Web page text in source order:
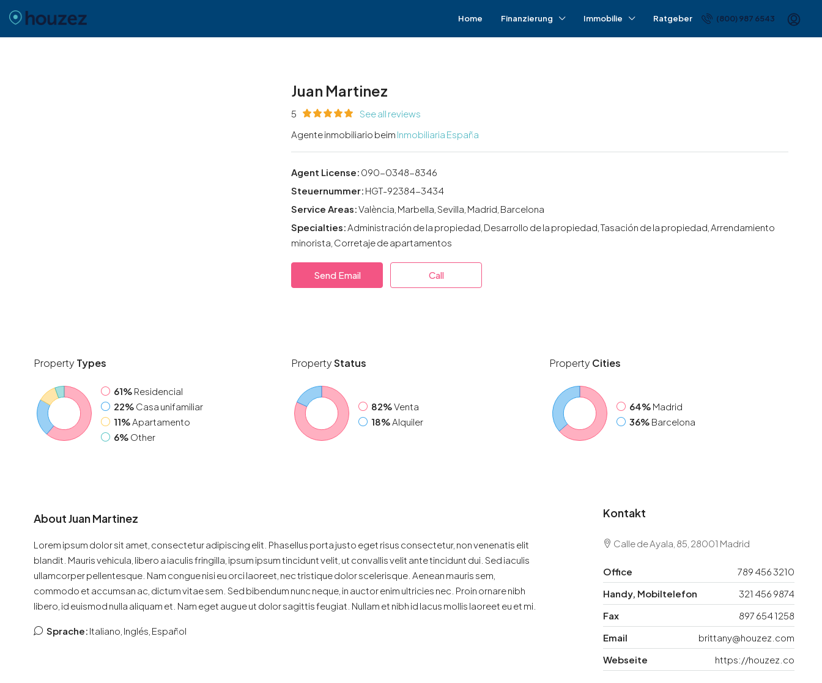
Home Finanzierung Immobilie Ratgeber (800) 987 6543
Juan Martinez
5
See all reviews
Agente inmobiliario beim Inmobiliaria España
Agent License: 090-0348-8346
Steuernummer: HGT-92384-3434
Service Areas:València, Marbella, Sevilla, Madrid, Barcelona
Specialties:Administración de la propiedad, Desarrollo de la propiedad, Tasación de la propiedad, Arrendamiento
minorista, Corretaje de apartamentos
Send Email Call
Property Types
61% Residencial
22% Casa unifamiliar
11%Apartamento
6% Other
PropertyStatus
82%Venta
18%Alquiler
Property Cities
64% Madrid
36% Barcelona
About Juan Martinez
Lorem ipsum dolor sit amet, consectetur adipiscing elit. Phasellus porta justo eget risus consectetur, non venenatis elit
blandit. Mauris vehicula, libero a iaculis fringilla, ipsum ipsum tincidunt velit, ut convallis velit ante tincidunt dui. Sed iaculis
ullamcorper pellentesque. Nam congue nisi eu orci laoreet, nec tristique dolor scelerisque. Aenean mauris sem,
commodo et accumsan ac, dictum vitae sem. Sed bibendum nunc neque, in auctor enim ultricies nec. Proin ornare nibh
libero, id euismod nulla aliquam et. Nam eget augue ut dolor sagittis feugiat. Nullam et nibh id lacus mollis laoreet eu et mi.
Sprache: Italiano, Inglés, Español
Kontakt
Calle de Ayala, 85, 28001 Madrid
Office
789 456 3210
Handy, Mobiltelefon
321 456 9874
Fax
897 654 1258
Email
brittany@houzez.com
Webseite
https://houzez.co